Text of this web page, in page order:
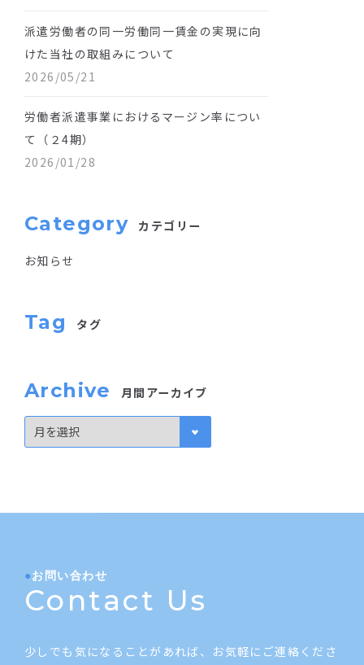
派遣労働者の同一労働同一賃金の実現に向
けた当社の取組みについて
2026/05/21
労働者派遣事業におけるマージン率につい
て（２4期）
2026/01/28
Category カテゴリー
お知らせ
Tag タグ
Archive 月間アーカイブ
お問い合わせ
Contact Us
少しでも気になることがあれば、お気軽にご連絡くださ